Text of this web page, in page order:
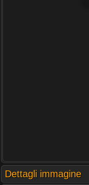
Dettagli immagine